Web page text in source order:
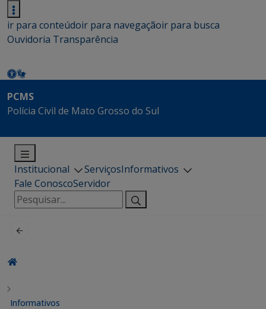
ir para conteúdoir para navegaçãoir para busca
Ouvidoria Transparência
PCMS
Polícia Civil de Mato Grosso do Sul
Institucional ServiçosInformativos
Fale ConoscoServidor
Pesquisar
por:
Informativos